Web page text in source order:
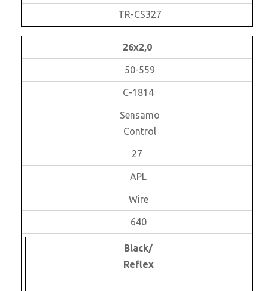
TR-CS327
26x2,0
50-559
C-1814
Sensamo
Control
27
APL
Wire
640
Black/
Reflex